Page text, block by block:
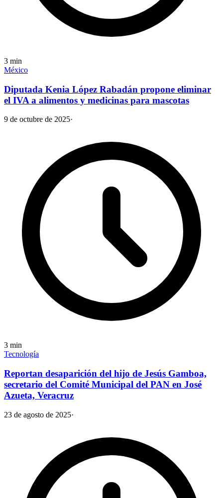
3 min
México
Diputada Kenia López Rabadán propone eliminar
el IVA a alimentos y medicinas para mascotas
9 de octubre de 2025·
3 min
Tecnología
Reportan desaparición del hijo de Jesús Gamboa,
secretario del Comité Municipal del PAN en José
Azueta, Veracruz
23 de agosto de 2025·